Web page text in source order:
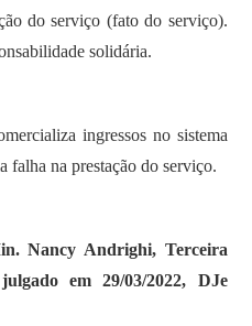
do serviço (fato do serviço).
solidária.
ingressos no sistema
falha na prestação do serviço.
Nancy Andrighi, Terceira
em 29/03/2022, DJe